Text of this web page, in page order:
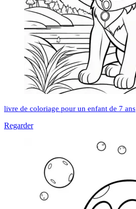
livre de coloriage pour un enfant de 7 ans
Regarder